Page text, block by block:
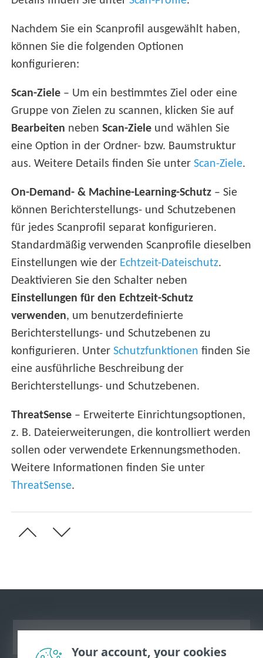
Nachdem Sie ein Scanprofil ausgewählt haben,
können Sie die folgenden Optionen
konfigurieren:
Scan-Ziele – Um ein bestimmtes Ziel oder eine
Gruppe von Zielen zu scannen, klicken Sie auf
Bearbeiten nebenScan-Ziele und wählen Sie
eine Option in der Ordner- bzw. Baumstruktur
aus. Weitere Details finden Sie unterScan-Ziele.
On-Demand- & Machine-Learning-Schutz – Sie
können Berichterstellungs- und Schutzebenen
für jedes Scanprofil separat konfigurieren.
Standardmäßig verwenden Scanprofile dieselben
Einstellungen wie der Echtzeit-Dateischutz.
Deaktivieren Sie den Schalter neben
Einstellungen für den Echtzeit-Schutz
verwenden, um benutzerdefinierte
Berichterstellungs- und Schutzebenen zu
konfigurieren. UnterSchutzfunktionen finden Sie
eine ausführliche Beschreibung der
Berichterstellungs- und Schutzebenen.
ThreatSense – Erweiterte Einrichtungsoptionen,
z. B. Dateierweiterungen, die kontrolliert werden
sollen oder verwendete Erkennungsmethoden.
Weitere Informationen finden Sie unter
ThreatSense.
Your account, your cookies